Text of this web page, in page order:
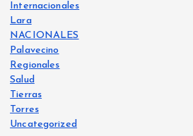
Internacionales
Lara
NACIONALES
Palavecino
Regionales
Salud
Tierras
Torres
Uncategorized